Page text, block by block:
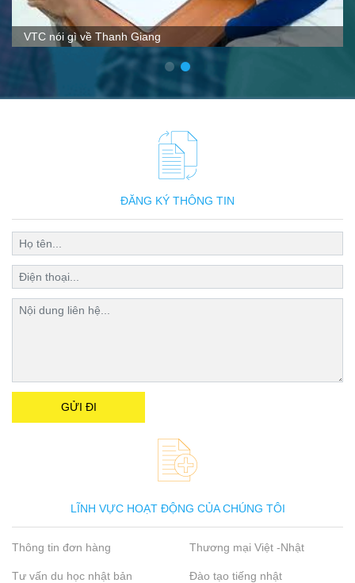
VTC nói gì về Thanh Giang
ĐĂNG KÝ THÔNG TIN
LĨNH VỰC HOẠT ĐỘNG CỦA CHÚNG TÔI
Thông tin đơn hàng Thương mại Việt -Nhật
Tư vấn du học nhật bản Đào tạo tiếng nhật